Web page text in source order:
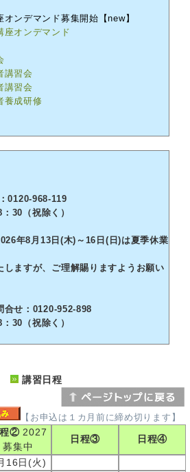
ンデマンド募集開始【new】
座オンデマンド
講習会
講習会
養成研修
0120-968-119
30（祝除く）
年8月13日(木)～16日(日)は夏季休業
ますが、ご理解賜りますようお願い
せ：0120-952-898
30（祝除く）
講習日程
【お申込は１カ月前に締め切ります】
程②2027
募集中
日程③ 日程④
16日(火)